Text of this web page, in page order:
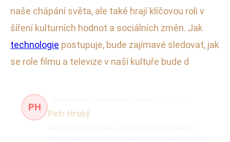
naše chápání světa, ale také hrají klíčovou roli v
šíření kulturních hodnot a sociálních změn. Jak
technologie postupuje, bude zajímavé sledovat, jak
se role filmu a televize v naší kultuře bude d
PH
Petr Hrubý